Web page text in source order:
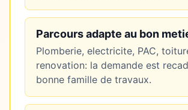
Parcours adapte au bon
Plomberie, electricite, PAC,
renovation: la demande est
bonne famille de travaux.